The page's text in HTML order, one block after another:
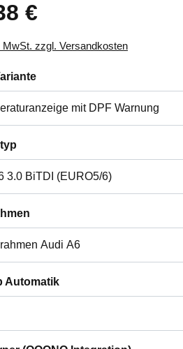
€
MwSt. zzgl. Versandkosten
auswählen
Automatikauswählen